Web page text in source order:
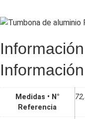
Medidas • N°
Referencia